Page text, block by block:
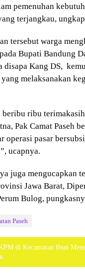
pemenuhan
terjangkau,
tersebut warga
Bupati Bandung
disapa Kang DS,
melaksanakan
beribu ribu
Pak Camat Paseh
operasi pasar
ucapnya.
juga mengucapkan
Jawa Barat,
Bulog,
Paseh
di Kecamatan Ibun